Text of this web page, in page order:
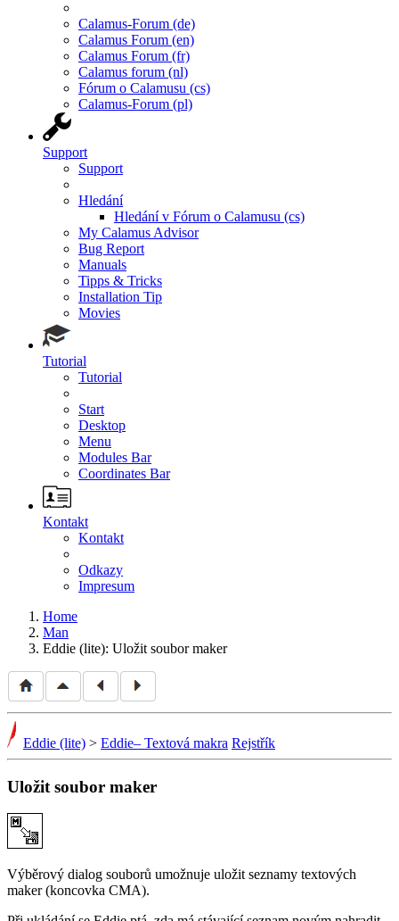
Calamus-Forum (de)
Calamus Forum (en)
Calamus Forum (fr)
Calamus forum (nl)
Fórum o Calamusu (cs)
Calamus-Forum (pl)
Support
Support
Hledání
Hledání v Fórum o Calamusu (cs)
My Calamus Advisor
Bug Report
Manuals
Tipps & Tricks
Installation Tip
Movies
Tutorial
Tutorial
Start
Desktop
Menu
Modules Bar
Coordinates Bar
Kontakt
Kontakt
Odkazy
Impresum
Home
Man
Eddie (lite): Uložit soubor maker
Eddie (lite) > Eddie– Textová makra Rejstřík
Uložit soubor maker
Výběrový dialog souborů umožnuje uložit seznamy textových
maker (koncovka CMA).